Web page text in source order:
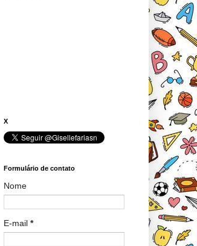
X
Formulário de contato
Nome
E-mail *